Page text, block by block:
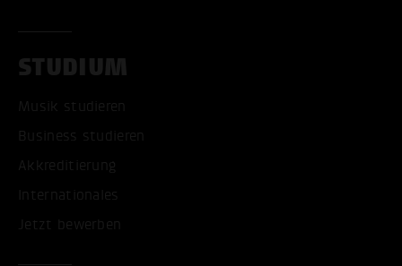
STUDIUM
Musik studieren
Business studieren
Akkreditierung
Internationales
Jetzt bewerben